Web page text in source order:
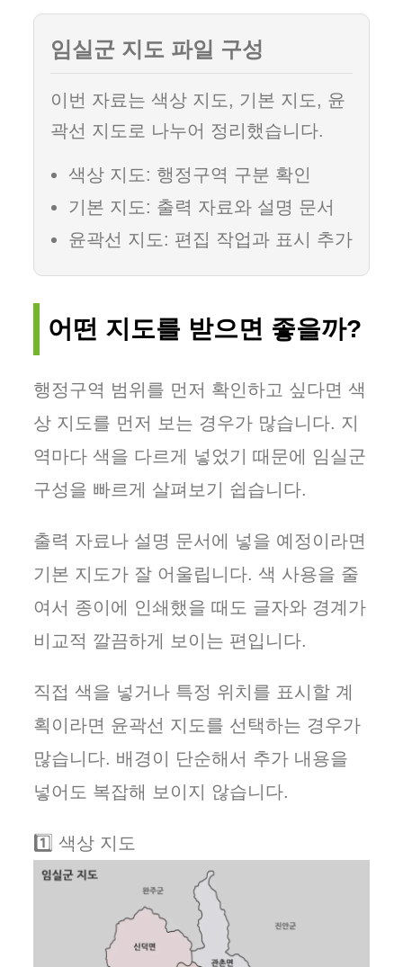
임실군 지도 파일 구성
이번 자료는 색상 지도, 기본 지도, 윤
곽선 지도로 나누어 정리했습니다.
색상 지도: 행정구역 구분 확인
기본 지도: 출력 자료와 설명 문서
윤곽선 지도: 편집 작업과 표시 추가
어떤 지도를 받으면 좋을까?
행정구역 범위를 먼저 확인하고 싶다면 색
상 지도를 먼저 보는 경우가 많습니다. 지
역마다 색을 다르게 넣었기 때문에 임실군
구성을 빠르게 살펴보기 쉽습니다.
출력 자료나 설명 문서에 넣을 예정이라면
기본 지도가 잘 어울립니다. 색 사용을 줄
여서 종이에 인쇄했을 때도 글자와 경계가
비교적 깔끔하게 보이는 편입니다.
직접 색을 넣거나 특정 위치를 표시할 계
획이라면 윤곽선 지도를 선택하는 경우가
많습니다. 배경이 단순해서 추가 내용을
넣어도 복잡해 보이지 않습니다.
1️⃣ 색상 지도